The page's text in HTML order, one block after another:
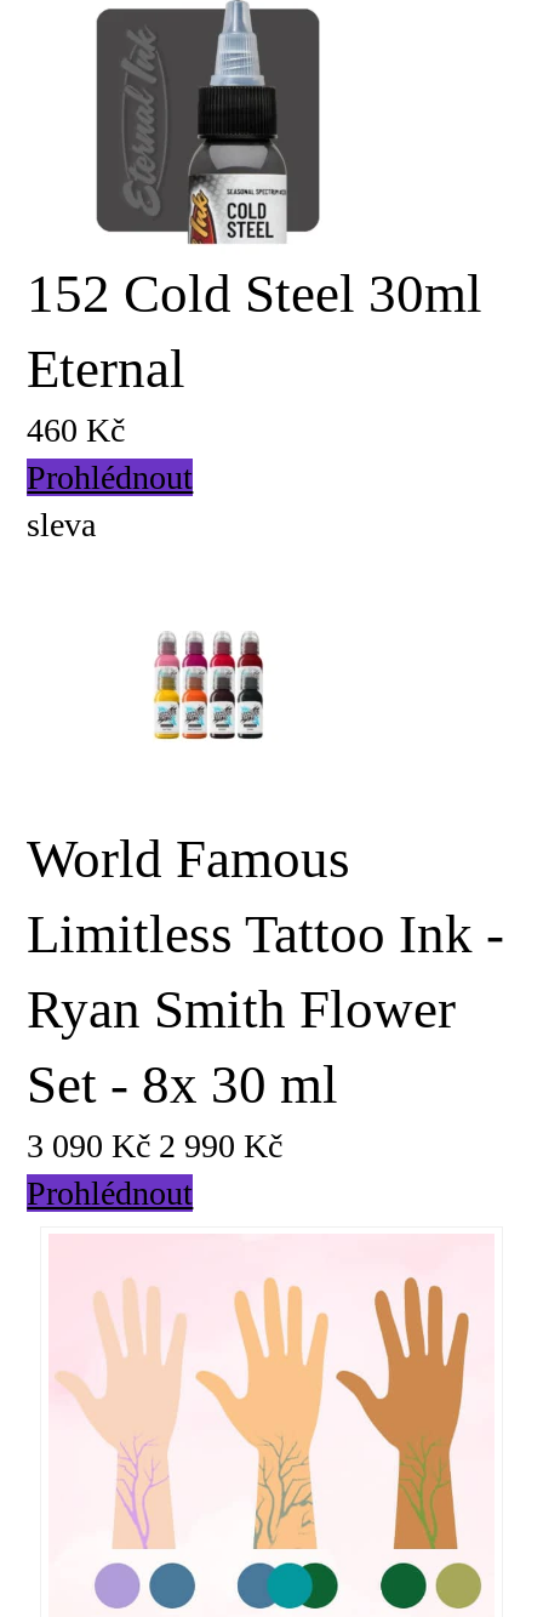
152 Cold Steel 30ml
Eternal
460 Kč
Prohlédnout
sleva
World Famous
Limitless Tattoo Ink -
Ryan Smith Flower
Set - 8x 30 ml
3 090 Kč 2 990 Kč
Prohlédnout